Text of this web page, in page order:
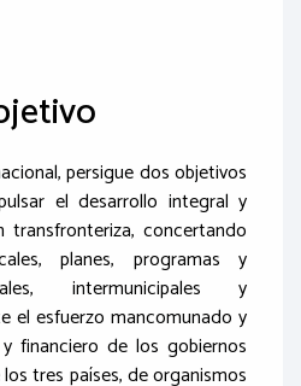
persigue dos objetivos
el desarrollo integral y
transfronteriza, concertando
planes, programas y
intermunicipales y
el esfuerzo mancomunado y
financiero de los gobiernos
tres países, de organismos